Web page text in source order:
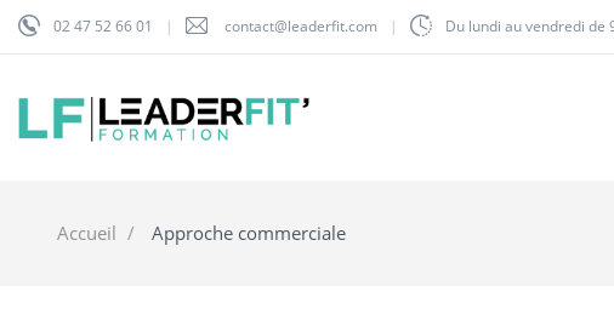
02 47 52 66 01 contact@leaderfit.com Du lundi au vendredi de
Accueil Approche commerciale